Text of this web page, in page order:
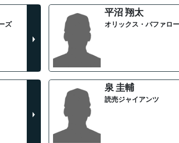
ズ
平沼 翔太
オリックス・バファロ
泉 圭輔
読売ジャイアンツ